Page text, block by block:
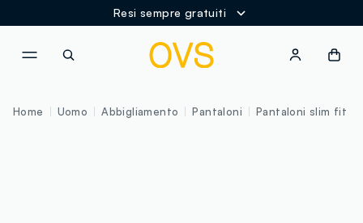
Resi sempre gratuiti
Home Uomo Abbigliamento Pantaloni Pantaloni slim fit